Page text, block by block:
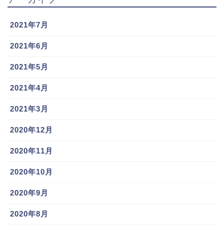
2021年7月
2021年6月
2021年5月
2021年4月
2021年3月
2020年12月
2020年11月
2020年10月
2020年9月
2020年8月